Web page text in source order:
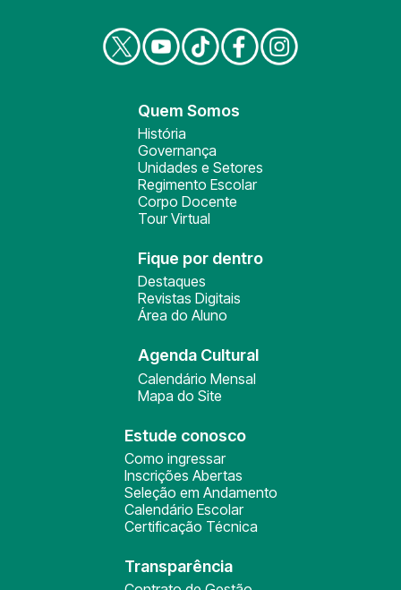
Quem Somos
História
Governança
Unidades e Setores
Regimento Escolar
Corpo Docente
Tour Virtual
Fique por dentro
Destaques
Revistas Digitais
Área do Aluno
Agenda Cultural
Calendário Mensal
Mapa do Site
Estude conosco
Como ingressar
Inscrições Abertas
Seleção em Andamento
Calendário Escolar
Certificação Técnica
Transparência